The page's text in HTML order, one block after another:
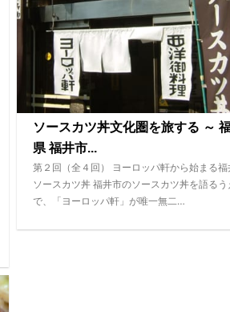
ソースカツ丼文化圏を旅する ～
県 福井市...
第２回（全４回） ヨーロッパ軒から始まる福
ソースカツ丼 福井市のソースカツ丼を語るう
で、「ヨーロッパ軒」が唯一無二…